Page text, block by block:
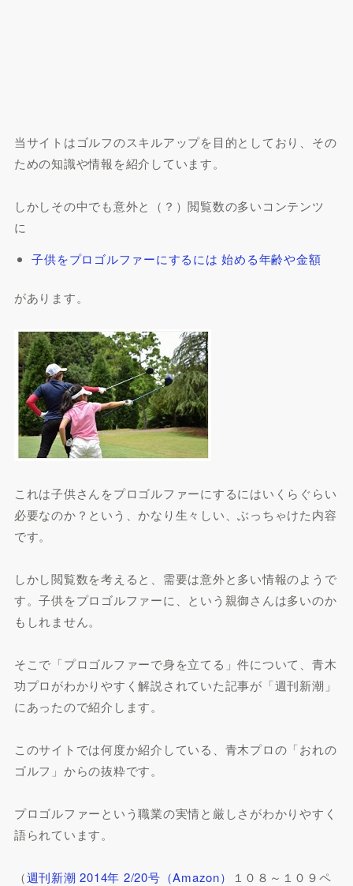
当サイトはゴルフのスキルアップを目的としており、その
ための知識や情報を紹介しています。
しかしその中でも意外と（？）閲覧数の多いコンテンツ
に
子供をプロゴルファーにするには 始める年齢や金額
があります。
これは子供さんをプロゴルファーにするにはいくらぐらい
必要なのか？という、かなり生々しい、ぶっちゃけた内容
です。
しかし閲覧数を考えると、需要は意外と多い情報のようで
す。子供をプロゴルファーに、という親御さんは多いのか
もしれません。
そこで「プロゴルファーで身を立てる」件について、青木
功プロがわかりやすく解説されていた記事が「週刊新潮」
にあったので紹介します。
このサイトでは何度か紹介している、青木プロの「おれの
ゴルフ」からの抜粋です。
プロゴルファーという職業の実情と厳しさがわかりやすく
語られています。
（週刊新潮 2014年 2/20号（Amazon）
１０８～１０９ペ